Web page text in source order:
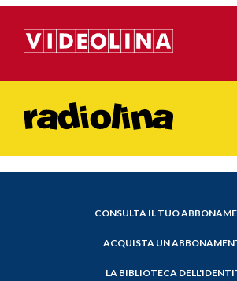
CONSULTA IL TUO
ACQUISTA UN
LA BIBLIOTECA